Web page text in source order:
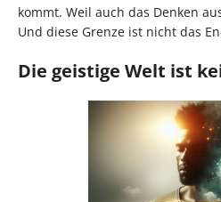
kommt. Weil auch das Denken
Und diese Grenze ist nicht das
Die geistige Welt ist